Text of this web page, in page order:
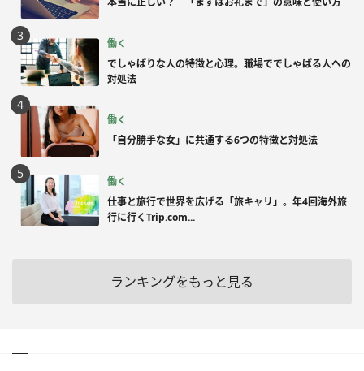
働く
でしゃばりな人の特徴と心理。職場ででしゃばる人への
対処法
働く
「自分勝手な女」に共通する6つの特徴と対処法
働く
仕事と旅行で世界を広げる「旅キャリ」。年4回海外旅
行に行くTrip.com...
ランキングをもっと見る